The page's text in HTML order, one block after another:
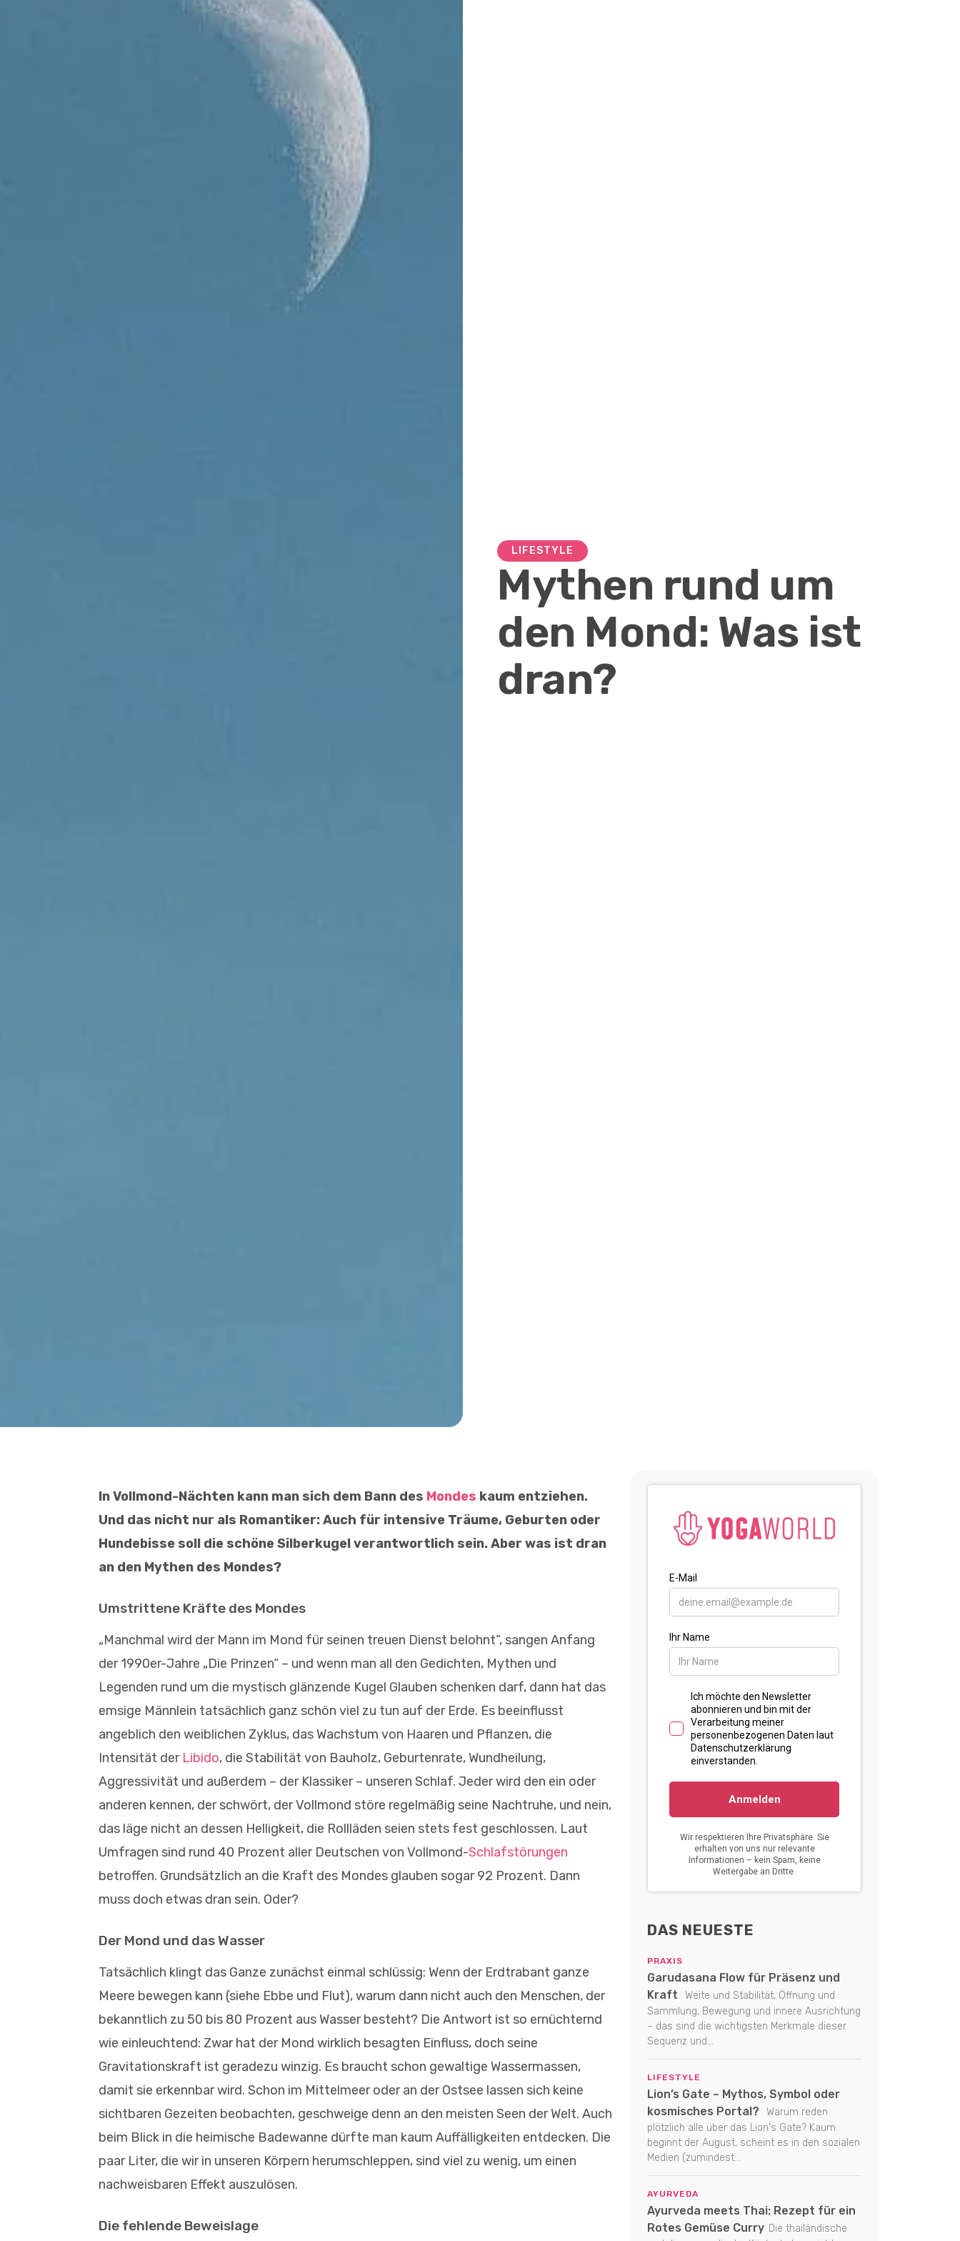
LIFESTYLE
Mythen rund um
den Mond: Was ist
dran?
In Vollmond-Nächten kann man sich dem Bann des Mondes kaum entziehen.
Und das nicht nur als Romantiker: Auch für intensive Träume, Geburten oder
Hundebisse soll die schöne Silberkugel verantwortlich sein. Aber was ist dran
an den Mythen des Mondes?
Umstrittene Kräfte des Mondes
„Manchmal wird der Mann im Mond für seinen treuen Dienst belohnt“, sangen Anfang
der 1990er-Jahre „Die Prinzen“ – und wenn man all den Gedichten, Mythen und
Legenden rund um die mystisch glänzende Kugel Glauben schenken darf, dann hat das
emsige Männlein tatsächlich ganz schön viel zu tun auf der Erde. Es beeinflusst
angeblich den weiblichen Zyklus, das Wachstum von Haaren und Pflanzen, die
Intensität der Libido, die Stabilität von Bauholz, Geburtenrate, Wundheilung,
Aggressivität und außerdem – der Klassiker – unseren Schlaf. Jeder wird den ein oder
anderen kennen, der schwört, der Vollmond störe regelmäßig seine Nachtruhe, und nein,
das läge nicht an dessen Helligkeit, die Rollläden seien stets fest geschlossen. Laut
Umfragen sind rund 40 Prozent aller Deutschen von Vollmond-Schlafstörungen
betroffen. Grundsätzlich an die Kraft des Mondes glauben sogar 92 Prozent. Dann
muss doch etwas dran sein. Oder?
Der Mond und das Wasser
Tatsächlich klingt das Ganze zunächst einmal schlüssig: Wenn der Erdtrabant ganze
Meere bewegen kann (siehe Ebbe und Flut), warum dann nicht auch den Menschen, der
bekanntlich zu 50 bis 80 Prozent aus Wasser besteht? Die Antwort ist so ernüchternd
wie einleuchtend: Zwar hat der Mond wirklich besagten Einfluss, doch seine
Gravitationskraft ist geradezu winzig. Es braucht schon gewaltige Wassermassen,
damit sie erkennbar wird. Schon im Mittelmeer oder an der Ostsee lassen sich keine
sichtbaren Gezeiten beobachten, geschweige denn an den meisten Seen der Welt. Auch
beim Blick in die heimische Badewanne dürfte man kaum Auffälligkeiten entdecken. Die
paar Liter, die wir in unseren Körpern herumschleppen, sind viel zu wenig, um einen
nachweisbaren Effekt auszulösen.
Die fehlende Beweislage
DAS NEUESTE
PRAXIS
Garudasana Flow für Präsenz und
Kraft
Weite und Stabilität, Öffnung und
Sammlung, Bewegung und innere Ausrichtung
– das sind die wichtigsten Merkmale dieser
Sequenz und...
LIFESTYLE
Lion’s Gate – Mythos, Symbol oder
kosmisches Portal?
Warum reden
plötzlich alle über das Lion's Gate? Kaum
beginnt der August, scheint es in den sozialen
Medien (zumindest...
AYURVEDA
Ayurveda meets Thai: Rezept für ein
Rotes Gemüse Curry Die thailändische